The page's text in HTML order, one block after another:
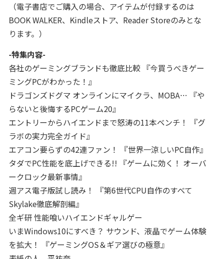
（電子書店でご購入の場合、アイテムが付録するのは
BOOK WALKER、Kindleストア、Reader Storeのみとな
ります。）
-特集内容-
各社のゲーミングブランドも徹底比較 『今買うべきゲー
ミングPCがわかった！』
ドラゴンズドグマ オンラインにマイクラ、MOBA… 『や
らないと後悔するPCゲーム20』
エントリーからハイエンドまで怒涛の11本ベンチ！ 『グ
ラボの実力完全ガイド』
エアコン要らずの42連ファン！ 『世界一涼しいPC自作』
タダでPC性能を底上げできる!! 『ゲームに効く！ オーバ
ークロック最新事情』
週アス電子版試し読み！ 『第6世代CPU自作のすべて
Skylake徹底解剖編』
全ギ研 性能喰いハイエンドギャルゲー
いまWindows10にすべき？ サウンド、液晶でゲーム体験
を拡大！ 『ゲーミングOS＆ギア選びの極意』